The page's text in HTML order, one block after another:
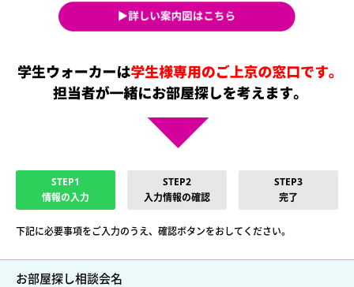
STEP1
情報の入力
STEP2
入力情報の確認
STEP3
完了
下記に必要事項をご入力のうえ、確認ボタンをおしてください。
お部屋探し相談会名